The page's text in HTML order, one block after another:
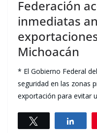
Federación
inmediatas
Michoacán
* El Gobierno Federal
seguridad en las zonas
exportación para evitar